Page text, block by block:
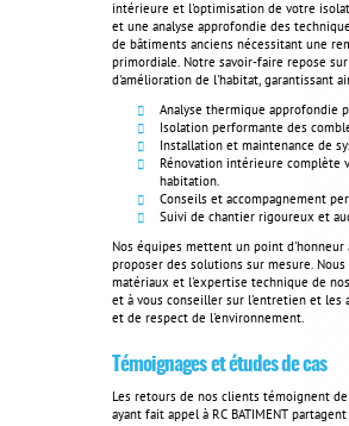
intérieure et l'optimisation de votre
et une analyse approfondie des
de bâtiments anciens nécessitant une
primordiale. Notre savoir-faire repose
d'amélioration de l'habitat, garantissant
Analyse thermique approfondie
Isolation performante des
Installation et maintenance de
Rénovation intérieure complète
habitation.
Conseils et accompagnement
Suivi de chantier rigoureux et
Nos équipes mettent un point d'honneur
proposer des solutions sur mesure.
matériaux et l'expertise technique de
et à vous conseiller sur l'entretien et les
et de respect de l'environnement.
Témoignages et études de cas
Les retours de nos clients témoignent
ayant fait appel à RC BATIMENT